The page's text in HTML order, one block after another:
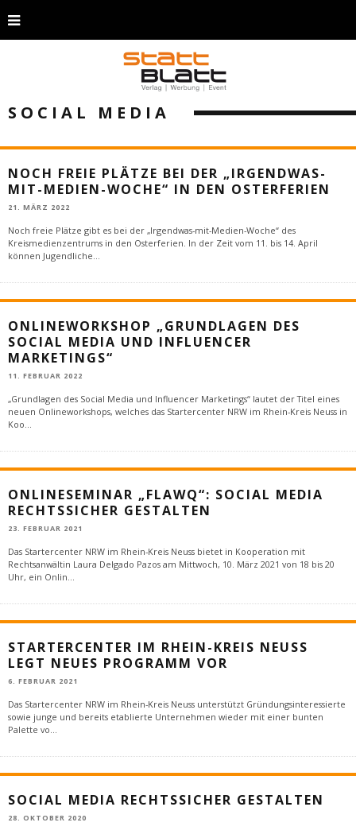
SOCIAL MEDIA
NOCH FREIE PLÄTZE BEI DER „IRGENDWAS-
MIT-MEDIEN-WOCHE“ IN DEN OSTERFERIEN
21. MÄRZ 2022
Noch freie Plätze gibt es bei der „Irgendwas-mit-Medien-Woche“ des
Kreismedienzentrums in den Osterferien. In der Zeit vom 11. bis 14. April
können Jugendliche...
ONLINEWORKSHOP „GRUNDLAGEN DES
SOCIAL MEDIA UND INFLUENCER
MARKETINGS“
11. FEBRUAR 2022
„Grundlagen des Social Media und Influencer Marketings“ lautet der Titel eines
neuen Onlineworkshops, welches das Startercenter NRW im Rhein-Kreis Neuss in
Koo...
ONLINESEMINAR „FLAWQ“: SOCIAL MEDIA
RECHTSSICHER GESTALTEN
23. FEBRUAR 2021
Das Startercenter NRW im Rhein-Kreis Neuss bietet in Kooperation mit
Rechtsanwältin Laura Delgado Pazos am Mittwoch, 10. März 2021 von 18 bis 20
Uhr, ein Onlin...
STARTERCENTER IM RHEIN-KREIS NEUSS
LEGT NEUES PROGRAMM VOR
6. FEBRUAR 2021
Das Startercenter NRW im Rhein-Kreis Neuss unterstützt Gründungsinteressierte
sowie junge und bereits etablierte Unternehmen wieder mit einer bunten
Palette vo...
SOCIAL MEDIA RECHTSSICHER GESTALTEN
28. OKTOBER 2020